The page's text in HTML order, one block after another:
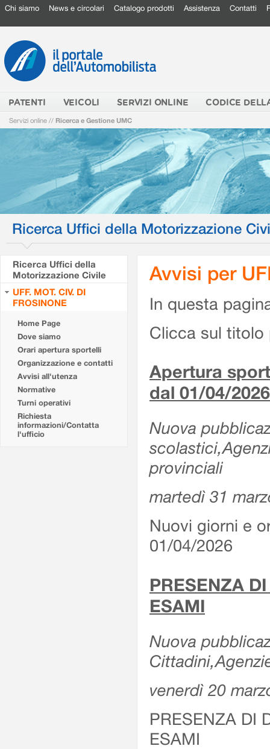
Chi siamo News e circolari Catalogo prodotti Assistenza Contatti
PATENTI VEICOLI SERVIZI ONLINE CODICE
Servizi online // Ricerca e Gestione UMC
Ricerca Uffici della Motorizzazione
Ricerca Uffici della
Motorizzazione Civile
UFF. MOT. CIV. DI
FROSINONE
Home Page
Dove siamo
Orari apertura sportelli
Organizzazione e contatti
Avvisi all'utenza
Normative
Turni operativi
Richiesta
informazioni/Contatta
l'ufficio
Avvisi per
In questa
Clicca sul titolo
Apertura
dal 01/04/2026
Nuova
provinciali
martedì 31
Nuovi giorni e
01/04/2026
PRESENZA
ESAMI
Nuova
venerdì 20
PRESENZA DI
ESAMI